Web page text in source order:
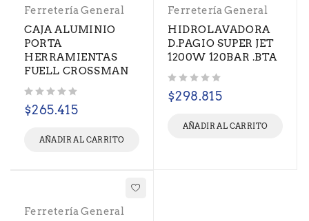
Ferretería General
CAJA ALUMINIO
PORTA
HERRAMIENTAS
FUELL CROSSMAN
$265.415
AÑADIR AL CARRITO
Ferretería General
HIDROLAVADORA
D.PAGIO SUPER JET
1200W 120BAR .BTA
$298.815
AÑADIR AL CARRITO
Ferretería General